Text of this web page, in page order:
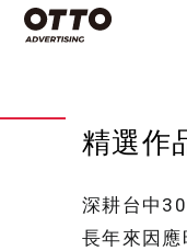
精選作
深耕台中
長年來因應